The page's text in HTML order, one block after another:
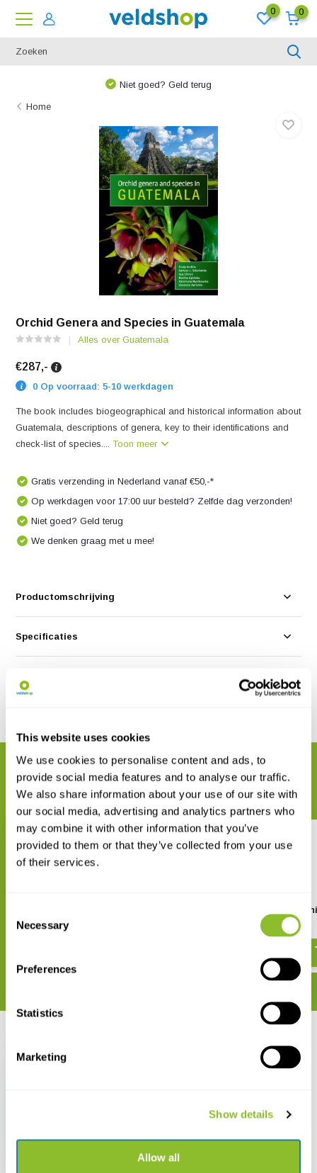
This website uses cookies
We use cookies to personalise content and ads, to
provide social media features and to analyse our traffic.
We also share information about your use of our site with
our social media, advertising and analytics partners who
may combine it with other information that you’ve
provided to them or that they’ve collected from your use
of their services.
Selection
Necessary
Preferences
Statistics
Marketing
Show details
Allow all
0 0
Niet goed? Geld terug
Home
Orchid Genera and Species in Guatemala
Alles over Guatemala
€287,-
0 Op voorraad: 5-10 werkdagen
The book includes biogeographical and historical information about
Guatemala, descriptions of genera, key to their identifications and
check-list of species....Toon meer
Gratis verzending in Nederland vanaf €50,-*
Op werkdagen voor 17:00 uur besteld? Zelfde dag verzonden!
Niet goed? Geld terug
We denken graag met u mee!
Productomschrijving
Specificaties
GERELATEERDE PRODUCTEN
Maak uw bestelling compleet
Women, Art, and
€ 151,58
Species in Guatemala